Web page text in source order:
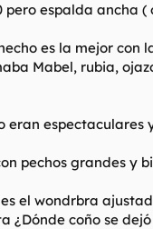
pero espalda ancha
es la mejor con
Mabel, rubia,
eran espectaculares
pechos grandes y
el wondrbra
¿Dónde coño se